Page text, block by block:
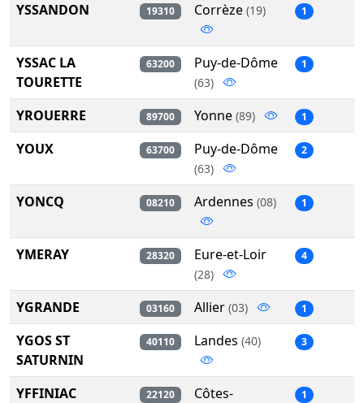
YSSANDON 19310 Corrèze (19) 1
YSSAC LA
TOURETTE
63200 Puy-de-Dôme
(63)
1
YROUERRE 89700 Yonne (89) 1
YOUX 63700 Puy-de-Dôme
(63)
2
YONCQ 08210 Ardennes (08) 1
YMERAY 28320 Eure-et-Loir
(28)
4
YGRANDE 03160 Allier (03) 1
YGOS ST
SATURNIN
40110 Landes (40) 3
YFFINIAC 22120
Côtes-
1